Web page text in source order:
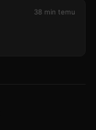
38 min temu